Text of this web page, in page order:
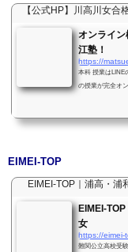
【公式HP】川高川女
オンライ
江塾！
https://
本科 授業はLINE
の授業が完全オ
EIMEI-TOP
EIMEI-TOP｜浦高・浦
EIMEI-
女
https://eimei-
難関公立高校受